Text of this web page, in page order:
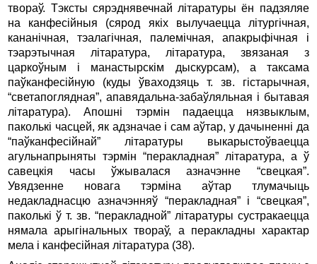
твораў. Тэксты сярэднявечнай літаратуры ён падзяляе
на канфесійныя (сярод якіх вылучаецца літургічная,
кананічная, тэалагічная, палемічная, апакрыфічная і
тэарэтычная літаратура, літаратура, звязаная з
царкоўным і манастырскім дыскурсам), а таксама
паўканфесійную (куды ўваходзяць т. зв. гістарычная,
“светапоглядная”, апавядальна-забаўляльная і бытавая
літаратура). Апошні тэрмін падаецца нязвыклым,
паколькі часцей, як адзначае і сам аўтар, у дачыненні да
“паўканфесійнай” літаратуры выкарыстоўваецца
агульнапрыняты тэрмін “перакладная” літаратура, а ў
савецкія часы ўжывалася азначэнне “свецкая”.
Увядзенне новага тэрміна аўтар тлумачыць
недакладнасцю азначэнняў “перакладная” і “свецкая”,
паколькі ў т. зв. “перакладной” літаратуры сустракаецца
нямала арыгінальных твораў, а перакладны характар
мела і канфесійная літаратура (38).